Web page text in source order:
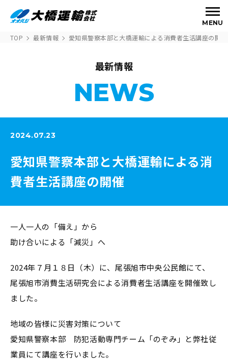
MENU
TOP 最新情報 愛知県警察本部と大橋運輸による消費者生活講座の開催
最新情報
NEWS
2024.07.23
愛知県警察本部と大橋運輸による消
費者生活講座の開催
一人一人の「備え」から
助け合いによる「減災」へ
2024年７月１８日（木）に、尾張旭市中央公民館にて、
尾張旭市消費生活研究会による消費者生活講座を開催致し
ました。
地域の皆様に災害対策について
愛知県警察本部 防犯活動専門チーム「のぞみ」と弊社従
業員にて講座を行いました。